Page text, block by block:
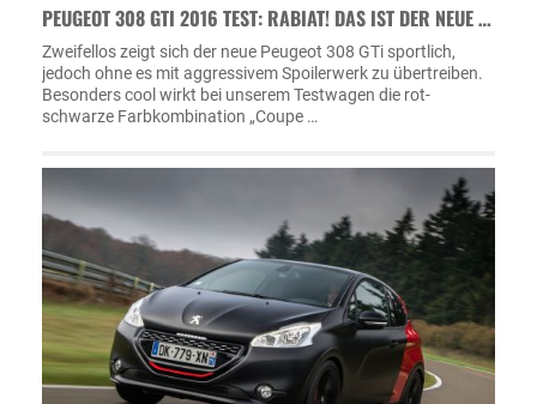
PEUGEOT 308 GTI 2016 TEST: RABIAT! DAS IST DER NEUE …
Zweifellos zeigt sich der neue Peugeot 308 GTi sportlich,
jedoch ohne es mit aggressivem Spoilerwerk zu übertreiben.
Besonders cool wirkt bei unserem Testwagen die rot-
schwarze Farbkombination „Coupe …